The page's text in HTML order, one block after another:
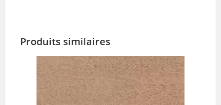
Produits similaires